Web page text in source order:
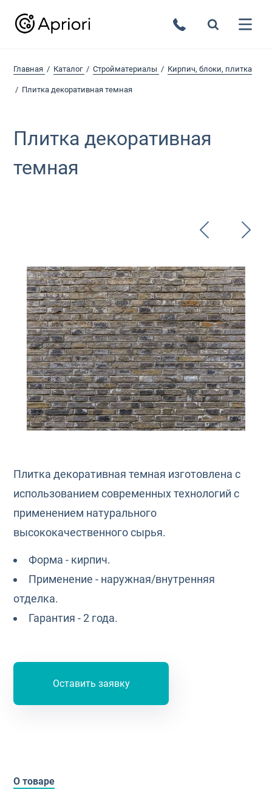
Главная Каталог Стройматериалы Кирпич, блоки, плитка
Плитка декоративная темная
Плитка декоративная
темная
Плитка декоративная темная изготовлена с
использованием современных технологий с
применением натурального
высококачественного сырья.
Форма - кирпич.
Применение - наружная/внутренняя
отделка.
Гарантия - 2 года.
Оставить заявку
О товаре